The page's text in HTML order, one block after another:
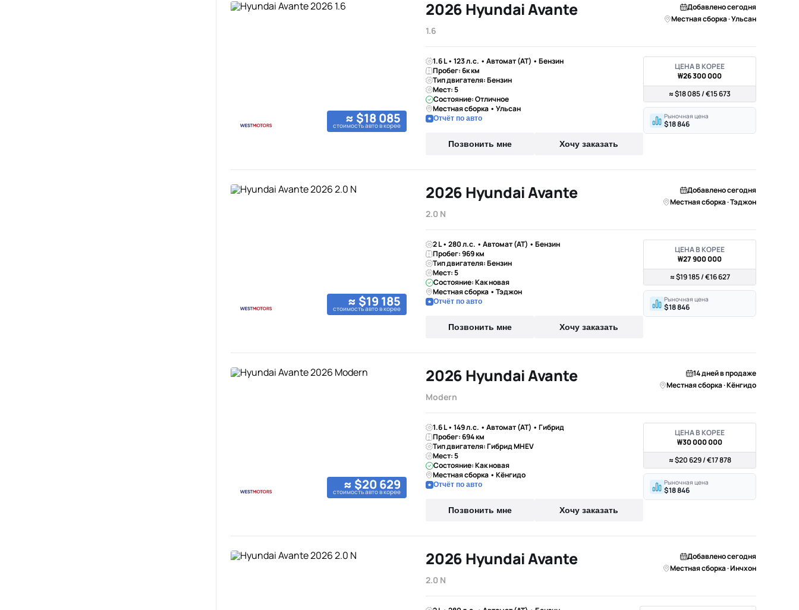
≈ $18 085
стоимость авто в корее
2026 Hyundai Avante
1.6
Добавлено сегодня
Местная сборка · Ульсан
1.6 L • 123 л.с. • Автомат (AT) • Бензин
Пробег: 6к км
Тип двигателя: Бензин
Мест: 5
Состояние: Отличное
Местная сборка • Ульсан
Отчёт по авто
Позвонить мне Хочу заказать
ЦЕНА В КОРЕЕ
₩26 300 000
≈ $18 085 / €15 673
Рыночная цена
$18 846
≈ $19 185
стоимость авто в корее
2026 Hyundai Avante
2.0 N
Добавлено сегодня
Местная сборка · Тэджон
2 L • 280 л.с. • Автомат (AT) • Бензин
Пробег: 969 км
Тип двигателя: Бензин
Мест: 5
Состояние: Как новая
Местная сборка • Тэджон
Отчёт по авто
Позвонить мне Хочу заказать
ЦЕНА В КОРЕЕ
₩27 900 000
≈ $19 185 / €16 627
Рыночная цена
$18 846
≈ $20 629
стоимость авто в корее
2026 Hyundai Avante
Modern
14 дней в продаже
Местная сборка · Кёнгидо
1.6 L • 149 л.с. • Автомат (AT) • Гибрид
Пробег: 694 км
Тип двигателя: Гибрид MHEV
Мест: 5
Состояние: Как новая
Местная сборка • Кёнгидо
Отчёт по авто
Позвонить мне Хочу заказать
ЦЕНА В КОРЕЕ
₩30 000 000
≈ $20 629 / €17 878
Рыночная цена
$18 846
2026 Hyundai Avante
2.0 N
Добавлено сегодня
Местная сборка · Инчхон